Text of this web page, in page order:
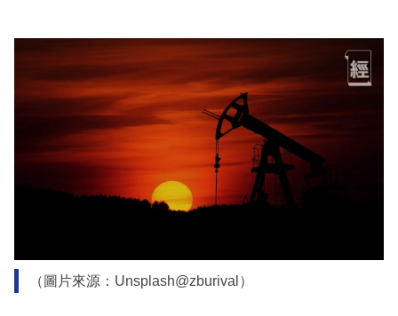
（圖片來源：Unsplash@zburival）